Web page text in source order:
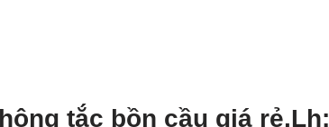
tắc bồn cầu giá rẻ.Lh: